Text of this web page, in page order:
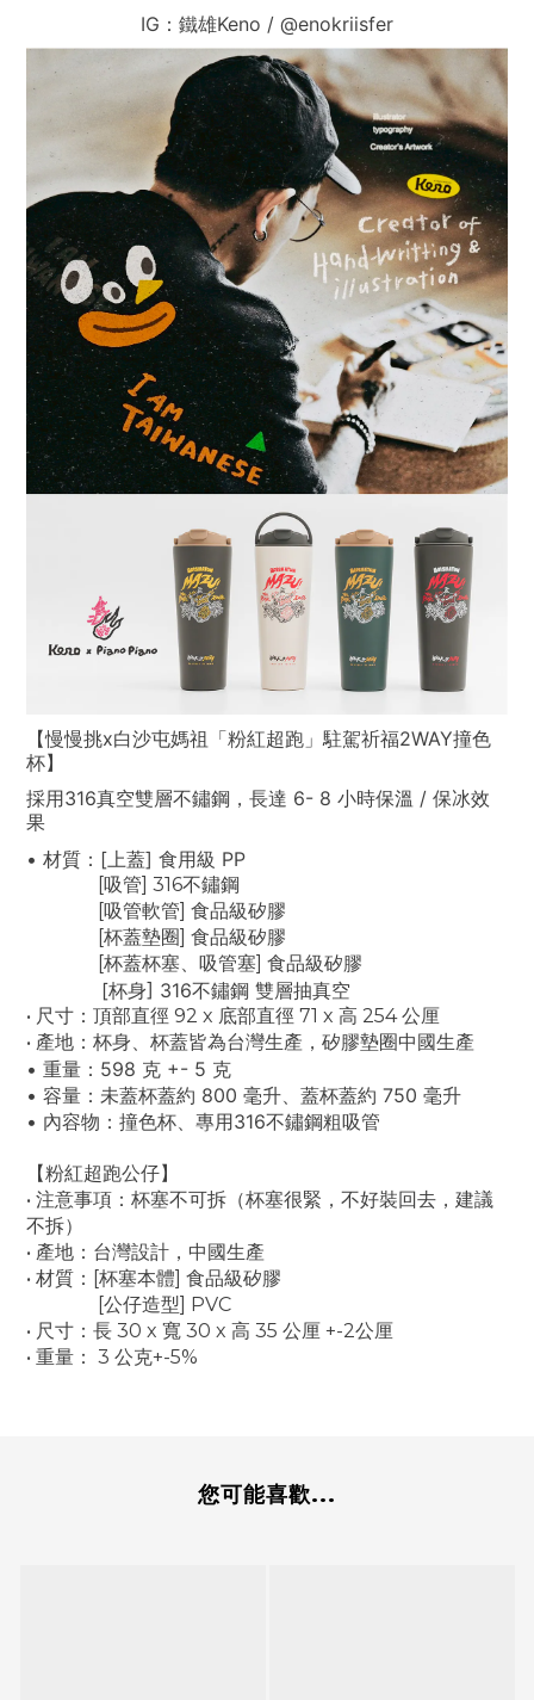
IG：鐵雄Keno / @enokriisfer
【慢慢挑x白沙屯媽祖「粉紅超跑」駐駕祈福2WAY撞色
杯】
採用316真空雙層不鏽鋼，長達 6- 8 小時保溫 / 保冰效
果
• 材質：[上蓋] 食用級 PP
[吸管] 316不鏽鋼
[吸管軟管] 食品級矽膠
[杯蓋墊圈] 食品級矽膠
[杯蓋杯塞、吸管塞] 食品級矽膠
[杯身] 316不鏽鋼 雙層抽真空
• 尺寸：頂部直徑 92 x 底部直徑 71 x 高 254 公厘
• 產地：杯身、杯蓋皆為台灣生產，矽膠墊圈中國生產
• 重量：598 克 +- 5 克
• 容量：未蓋杯蓋約 800 毫升、蓋杯蓋約 750 毫升
• 內容物：撞色杯、專用316不鏽鋼粗吸管
【粉紅超跑公仔】
• 注意事項：杯塞不可拆（杯塞很緊，不好裝回去，建議
不拆）
• 產地：台灣設計，中國生產
• 材質：[杯塞本體] 食品級矽膠
[公仔造型] PVC
• 尺寸：長 30 x 寬 30 x 高 35 公厘 +-2公厘
• 重量： 3 公克+-5%
您可能喜歡...